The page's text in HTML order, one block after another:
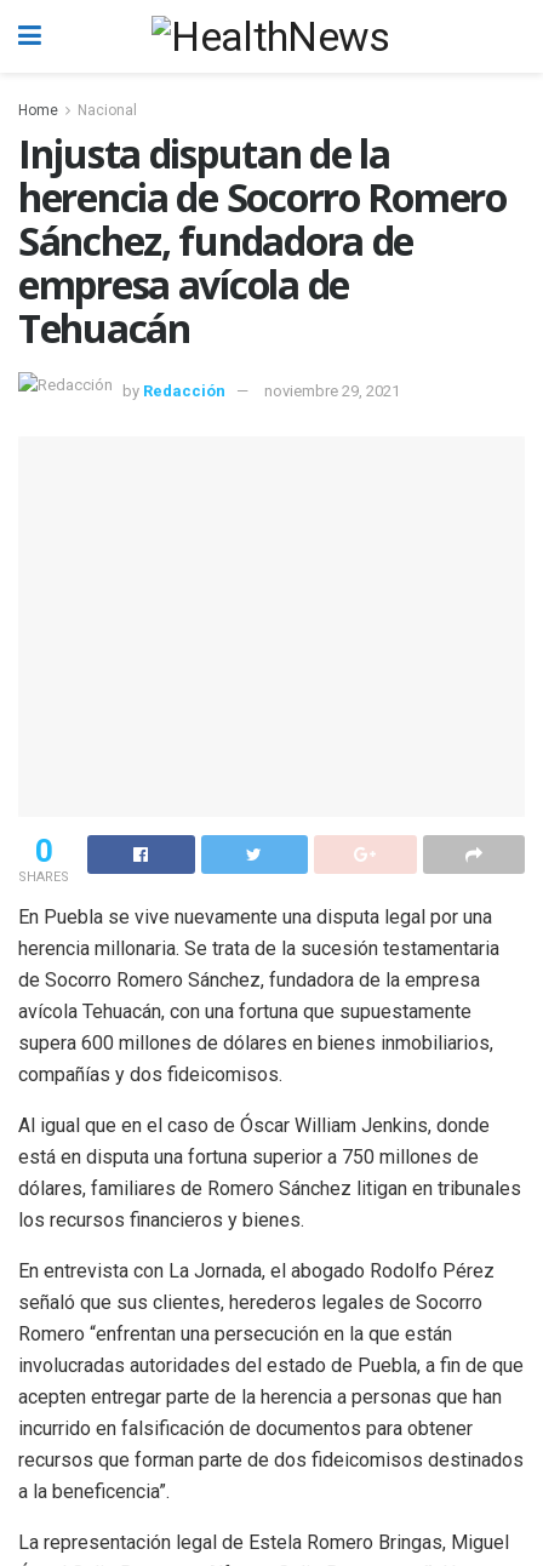
Home Nacional
Injusta disputan de la
herencia de Socorro Romero
Sánchez, fundadora de
empresa avícola de
Tehuacán
by Redacción noviembre 29, 2021
0
SHARES
En Puebla se vive nuevamente una disputa legal por una
herencia millonaria. Se trata de la sucesión testamentaria
de Socorro Romero Sánchez, fundadora de la empresa
avícola Tehuacán, con una fortuna que supuestamente
supera 600 millones de dólares en bienes inmobiliarios,
compañías y dos fideicomisos.
Al igual que en el caso de Óscar William Jenkins, donde
está en disputa una fortuna superior a 750 millones de
dólares, familiares de Romero Sánchez litigan en tribunales
los recursos financieros y bienes.
En entrevista con La Jornada, el abogado Rodolfo Pérez
señaló que sus clientes, herederos legales de Socorro
Romero “enfrentan una persecución en la que están
involucradas autoridades del estado de Puebla, a fin de que
acepten entregar parte de la herencia a personas que han
incurrido en falsificación de documentos para obtener
recursos que forman parte de dos fideicomisos destinados
a la beneficencia”.
La representación legal de Estela Romero Bringas, Miguel